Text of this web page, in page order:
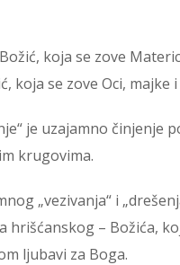
koja se zove
koja se zove Oci, majke i
je uzajamno
krugovima.
„vezivanja“ i
hrišćanskog – Božića,
ljubavi za Boga.